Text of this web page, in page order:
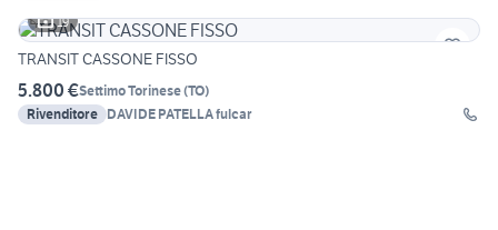
19
TRANSIT CASSONE FISSO
5.800 €Settimo Torinese(TO)
Rivenditore DAVIDE PATELLA fulcar